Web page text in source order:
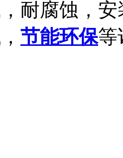
耐腐蚀，
节能环保等